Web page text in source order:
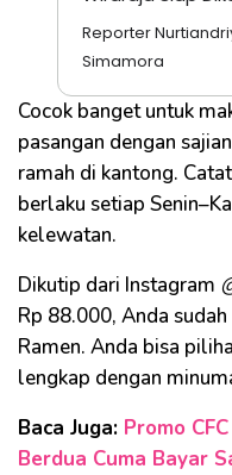
Reporter
Simamora
Cocok banget untuk
pasangan dengan
ramah di kantong.
berlaku setiap
kelewatan.
Dikutip dari Instagram
Rp 88.000, Anda
Ramen. Anda bisa
lengkap dengan
Baca Juga: Promo
Berdua Cuma Bayar